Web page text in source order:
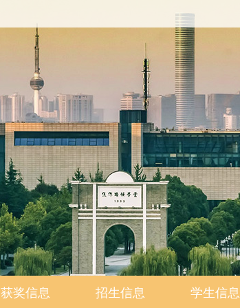
获奖信息 招生信息 学生信息